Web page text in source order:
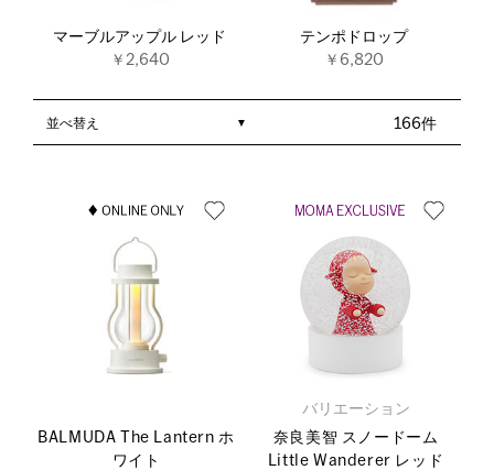
マーブルアップル レッド
￥2,640
テンポドロップ
￥6,820
166件
並べ替え
BALMUDA The Lantern ホ
ワイト
バリエーション
奈良美智 スノードーム
Little Wanderer レッド